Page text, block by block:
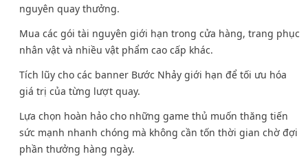
nguyên quay thưởng.
Mua các gói tài nguyên giới hạn trong cửa hàng, trang phục
nhân vật và nhiều vật phẩm cao cấp khác.
Tích lũy cho các banner Bước Nhảy giới hạn để tối ưu hóa
giá trị của từng lượt quay.
Lựa chọn hoàn hảo cho những game thủ muốn thăng tiến
sức mạnh nhanh chóng mà không cần tốn thời gian chờ đợi
phần thưởng hàng ngày.